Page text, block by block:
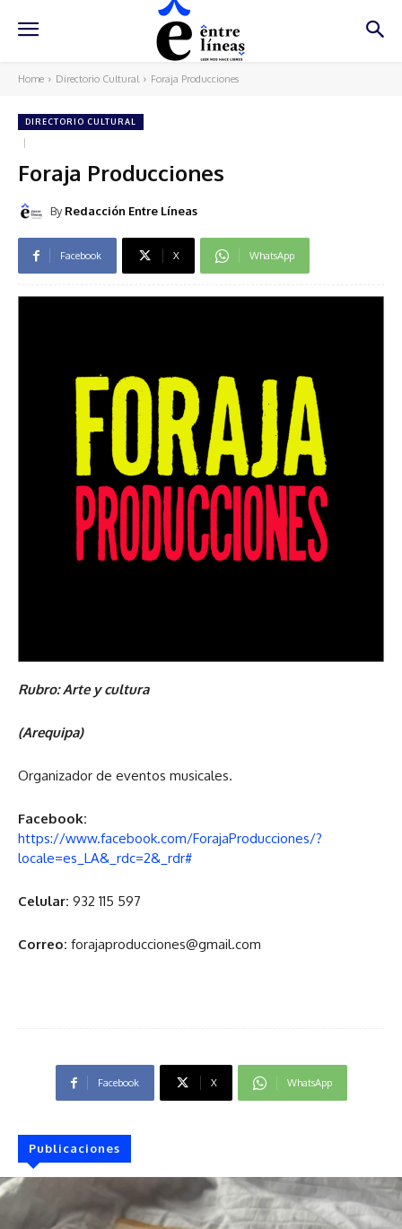
Home Directorio Cultural Foraja Producciones
DIRECTORIO CULTURAL
Foraja Producciones
By Redacción Entre Líneas
Facebook X WhatsApp
Rubro: Arte y cultura
(Arequipa)
Organizador de eventos musicales.
Facebook:
https://www.facebook.com/ForajaProducciones/?
locale=es_LA&_rdc=2&_rdr#
Celular: 932 115 597
Correo: forajaproducciones@gmail.com
Facebook X WhatsApp
Publicaciones